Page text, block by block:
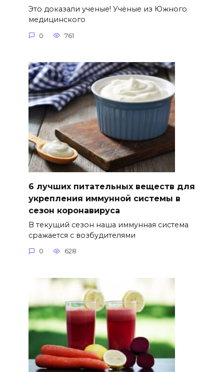
Это доказали ученые! Учёные из Южного
медицинского
0 761
6 лучших питательных веществ для
укрепления иммунной системы в
сезон коронавируса
В текущий сезон наша иммунная система
сражается с возбудителями
0 628